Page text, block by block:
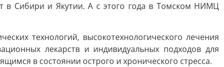
в Сибири и Якутии. А с этого года в Томском НИМЦ
технологий, высокотехнологического лечения
лекарств и индивидуальных подходов для
в состоянии острого и хронического стресса.